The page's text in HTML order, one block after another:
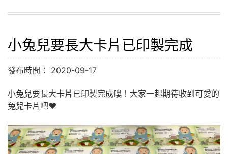
小兔兒要長大卡片已印製完成
發布時間： 2020-09-17
小兔兒要長大卡片已印製完成嘍！大家一起期待收到可愛的
兔兒卡片吧❤️